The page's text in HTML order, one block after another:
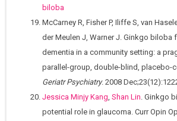
biloba
McCarney R, Fisher P, Iliffe S, van
der Meulen J, Warner J. Ginkgo biloba
dementia in a community setting: a
parallel-group, double-blind, placebo-
Geriatr Psychiatry. 2008
Jessica Minjy Kang Shan Lin . Ginkgo
potential role in glaucoma. Curr Opin